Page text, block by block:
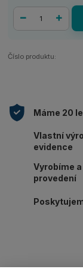
Číslo produktu:
Máme 20
Vlastní
evidence
Vyrobíme
provedení